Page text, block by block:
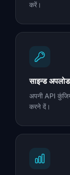
करें।
साइन्ड
अपनी API
करने दें।